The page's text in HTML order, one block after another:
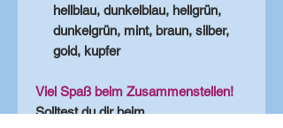
hellblau, dunkelblau, hellgrün,
dunkelgrün, mint, braun, silber,
gold, kupfer
Viel Spaß beim Zusammenstellen!
Solltest du dir beim